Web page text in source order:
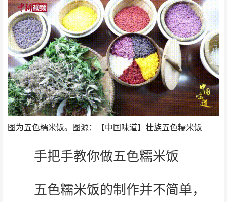
图为五色糯米饭。图源：【中国味道】壮族五色糯米饭
手把手教你做五色糯米饭
五色糯米饭的制作并不简单，